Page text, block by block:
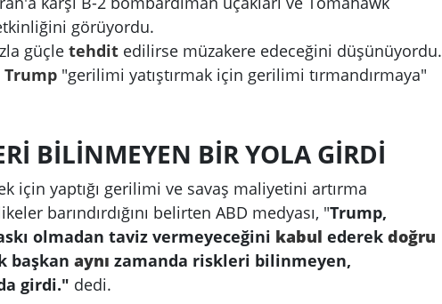
görüyordu.
güçletehdit edilirse müzakere edeceğini düşünüyordu.
Trump "gerilimi yatıştırmak için gerilimi tırmandırmaya"
BİLİNMEYEN BİR YOLA GİRDİ
için yaptığı gerilimi ve savaş maliyetini artırma
barındırdığını belirten ABD medyası, "Trump,
olmadan taviz vermeyeceğini kabul ederek doğru
başkan aynı zamanda riskleri bilinmeyen,
girdi." dedi.